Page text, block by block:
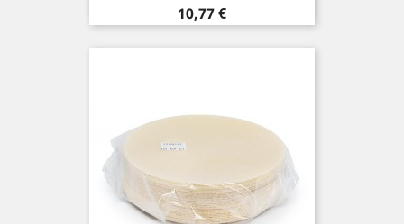
Prix
10,77 €